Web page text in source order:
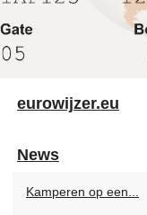
eurowijzer.eu
News
Kamperen op een...